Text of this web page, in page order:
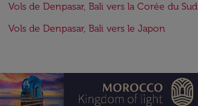
Vols de Denpasar, Bali vers la Corée du Sud
Vols de Denpasar, Bali vers le Japon